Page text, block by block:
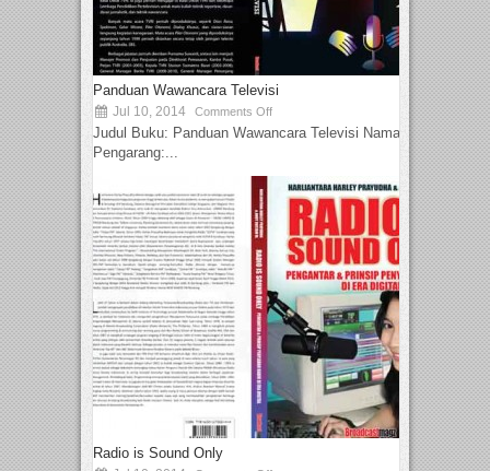
Panduan Wawancara Televisi
Jul 10, 2014 Comments Off
Judul Buku: Panduan Wawancara Televisi Nama
Pengarang:...
Radio is Sound Only